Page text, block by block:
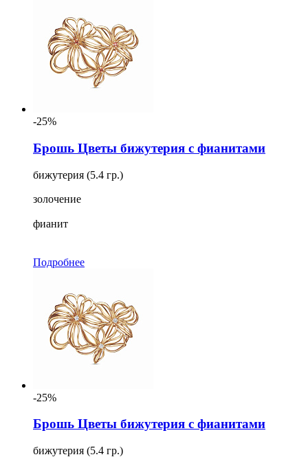
-25%
Брошь Цветы бижутерия с фианитами
бижутерия (5.4 гр.)
золочение
фианит
Подробнее
-25%
Брошь Цветы бижутерия с фианитами
бижутерия (5.4 гр.)